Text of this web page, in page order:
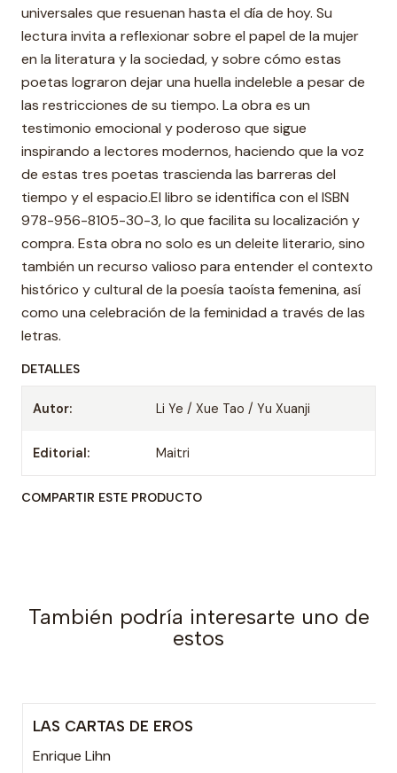
universales que resuenan hasta el día de hoy. Su
lectura invita a reflexionar sobre el papel de la mujer
en la literatura y la sociedad, y sobre cómo estas
poetas lograron dejar una huella indeleble a pesar de
las restricciones de su tiempo. La obra es un
testimonio emocional y poderoso que sigue
inspirando a lectores modernos, haciendo que la voz
de estas tres poetas trascienda las barreras del
tiempo y el espacio.El libro se identifica con el ISBN
978-956-8105-30-3, lo que facilita su localización y
compra. Esta obra no solo es un deleite literario, sino
también un recurso valioso para entender el contexto
histórico y cultural de la poesía taoísta femenina, así
como una celebración de la feminidad a través de las
letras.
DETALLES
Autor: Li Ye / Xue Tao / Yu Xuanji
Editorial: Maitri
COMPARTIR ESTE PRODUCTO
También podría interesarte uno de
estos
LAS CARTAS DE EROS
Enrique Lihn